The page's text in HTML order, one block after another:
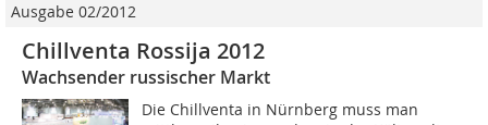
Ausgabe 02/2012
Chillventa Rossija 2012
Wachsender russischer Markt
Die Chillventa in Nürnberg muss man